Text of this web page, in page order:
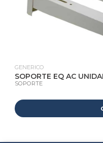
GENERICO
SOPORTE EQ AC
SOPORTE